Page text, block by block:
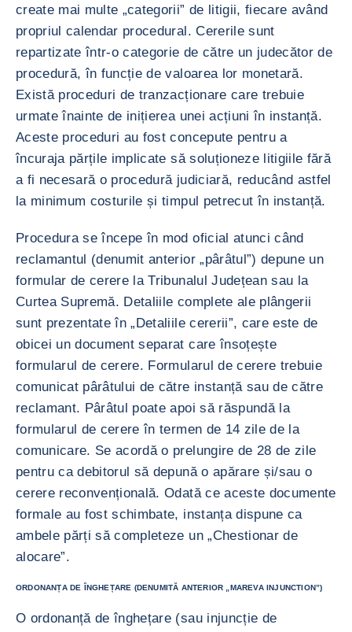
create mai multe „categorii” de litigii, fiecare având
propriul calendar procedural. Cererile sunt
repartizate într-o categorie de către un judecător de
procedură, în funcție de valoarea lor monetară.
Există proceduri de tranzacționare care trebuie
urmate înainte de inițierea unei acțiuni în instanță.
Aceste proceduri au fost concepute pentru a
încuraja părțile implicate să soluționeze litigiile fără
a fi necesară o procedură judiciară, reducând astfel
la minimum costurile și timpul petrecut în instanță.
Procedura se începe în mod oficial atunci când
reclamantul (denumit anterior „pârâtul”) depune un
formular de cerere la Tribunalul Județean sau la
Curtea Supremă. Detaliile complete ale plângerii
sunt prezentate în „Detaliile cererii”, care este de
obicei un document separat care însoțește
formularul de cerere. Formularul de cerere trebuie
comunicat pârâtului de către instanță sau de către
reclamant. Pârâtul poate apoi să răspundă la
formularul de cerere în termen de 14 zile de la
comunicare. Se acordă o prelungire de 28 de zile
pentru ca debitorul să depună o apărare și/sau o
cerere reconvențională. Odată ce aceste documente
formale au fost schimbate, instanța dispune ca
ambele părți să completeze un „Chestionar de
alocare”.
ORDONANȚA DE ÎNGHEȚARE (DENUMITĂ ANTERIOR „MAREVA INJUNCTION”)
O ordonanță de înghețare (sau injuncție de